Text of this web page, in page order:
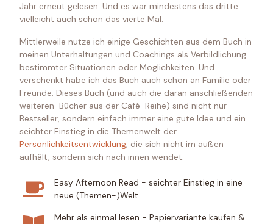
Jahr erneut gelesen. Und es war mindestens das dritte
vielleicht auch schon das vierte Mal.
Mittlerweile nutze ich einige Geschichten aus dem Buch in
meinen Unterhaltungen und Coachings als Verbildlichung
bestimmter Situationen oder Möglichkeiten. Und
verschenkt habe ich das Buch auch schon an Familie oder
Freunde. Dieses Buch (und auch die daran anschließenden
weiteren Bücher aus der Café-Reihe) sind nicht nur
Bestseller, sondern einfach immer eine gute Idee und ein
seichter Einstieg in die Themenwelt der
Persönlichkeitsentwicklung, die sich nicht im außen
aufhält, sondern sich nach innen wendet.
Easy Afternoon Read - seichter Einstieg in eine
neue (Themen-)Welt
Mehr als einmal lesen - Papiervariante kaufen &